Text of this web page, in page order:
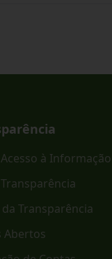
à Informação
Transparência
Abertos